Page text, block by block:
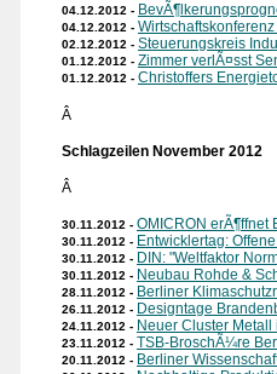
04.12.2012 -
04.12.2012 -
02.12.2012 - Steuerungskreis
01.12.2012 - Zimmer verlÃ¤sst
01.12.2012 - Christoffers
Â
Schlagzeilen November 2012
Â
30.11.2012 - OMICRON erÃ¶ffnet
30.11.2012 - Entwicklertag:
30.11.2012 - DIN: "Weltfaktor
30.11.2012 - Neubau Rohde &
28.11.2012 - Berliner
26.11.2012 - Designtage
24.11.2012 - Neuer Cluster
23.11.2012 - TSB-BroschÃ¼re
20.11.2012 - Berliner